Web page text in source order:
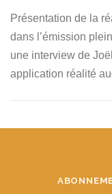
Présentation de la
dans l’émission
une interview de
application réalité